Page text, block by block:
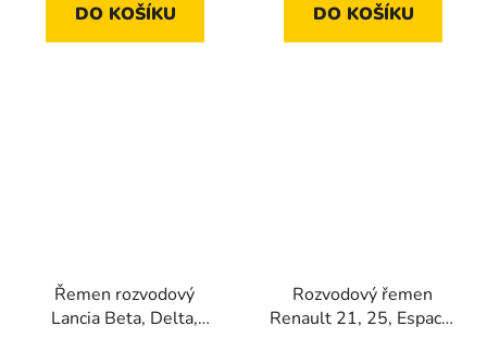
DO KOŠÍKU DO KOŠÍKU
Řemen rozvodový
Lancia Beta, Delta,
Rozvodový řemen
Renault 21, 25, Espace,